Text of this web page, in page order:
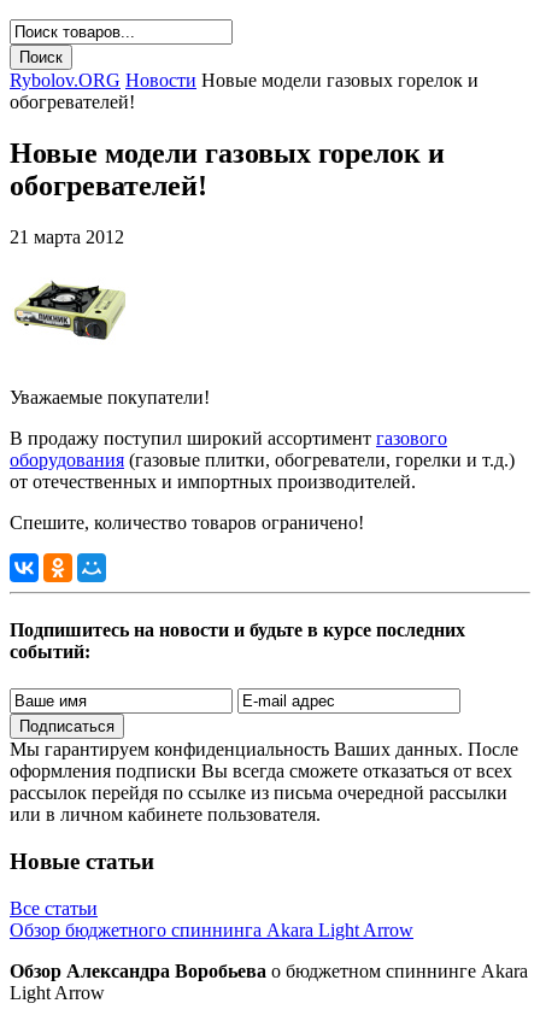
Rybolov.ORG Новости Новые модели газовых горелок и
обогревателей!
Новые модели газовых горелок и
обогревателей!
21 марта 2012
Уважаемые покупатели!
В продажу поступил широкий ассортимент газового
оборудования (газовые плитки, обогреватели, горелки и т.д.)
от отечественных и импортных производителей.
Спешите, количество товаров ограничено!
Подпишитесь на новости и будьте в курсе последних
событий:
Подписаться
Мы гарантируем конфиденциальность Ваших данных. После
оформления подписки Вы всегда сможете отказаться от всех
рассылок перейдя по ссылке из письма очередной рассылки
или в личном кабинете пользователя.
Новые статьи
Все статьи
Обзор бюджетного спиннинга Akara Light Arrow
Обзор Александра Воробьева о бюджетном спиннинге Akara
Light Arrow